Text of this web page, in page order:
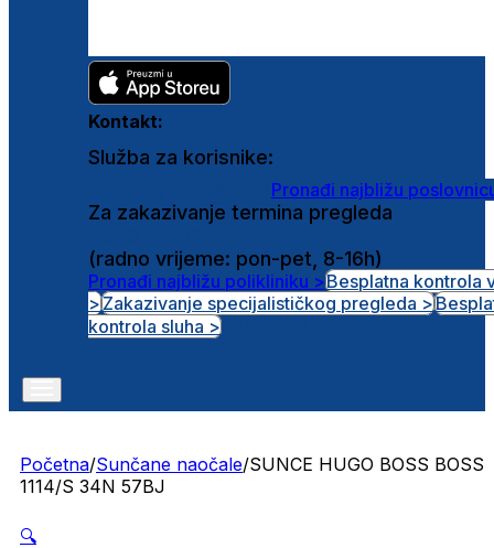
Kontakt:
Služba za korisnike:
Pronađi najbližu
Za zakazivanje termina pregleda
(radno vrijeme: pon-pet, 8-16h)
Pronađi najbližu polikliniku >Besplatna kontrola
>Zakazivanje specijalističkog pregleda >
kontrola sluha >
Početna/Sunčane naočale/SUNCE HUGO BOSS BOSS
1114/S 34N 57BJ
🔍